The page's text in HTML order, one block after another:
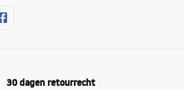
30 dagen retourrecht